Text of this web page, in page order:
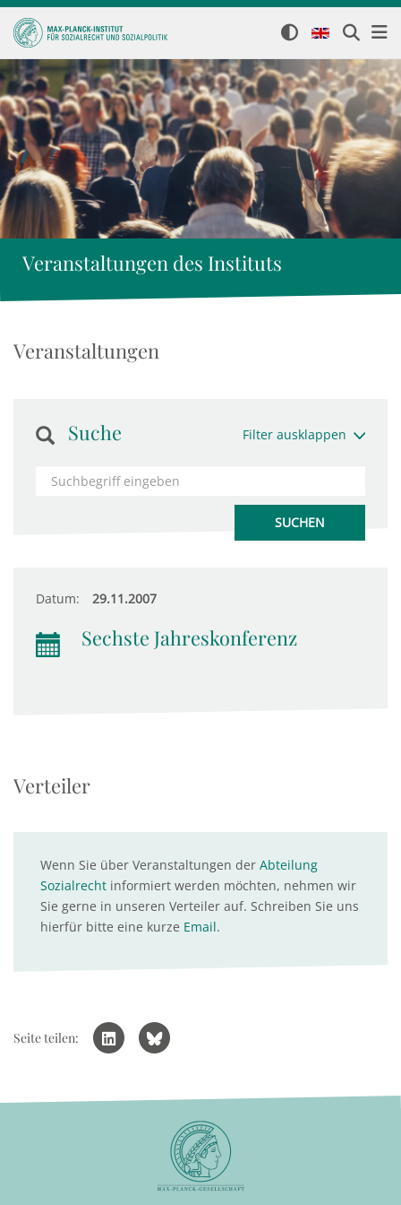
Veranstaltungen des Instituts
Veranstaltungen
Suche Filter ausklappen
Datum: 29.11.2007
Sechste Jahreskonferenz
Verteiler
Wenn Sie über Veranstaltungen der Abteilung
Sozialrecht informiert werden möchten, nehmen wir
Sie gerne in unseren Verteiler auf. Schreiben Sie uns
hierfür bitte eine kurze Email.
Seite teilen: